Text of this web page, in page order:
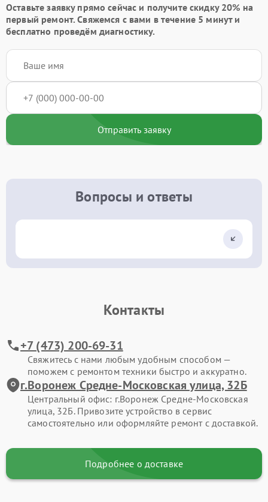
Оставьте заявкупрямо сейчас и получите скидку 20% на
первый ремонт. Свяжемся с вами в течение 5 минут и
бесплатно проведём диагностику.
Отправить заявку
Вопросы и ответы
Контакты
+7 (473) 200-69-31
Свяжитесь с нами любым удобным способом —
поможем с ремонтом техники быстро и аккуратно.
г.Воронеж Средне-Московская улица, 32Б
Центральный офис: г.Воронеж Средне-Московская
улица, 32Б. Привозите устройство в сервис
самостоятельно или оформляйте ремонт с доставкой.
Подробнее о доставке